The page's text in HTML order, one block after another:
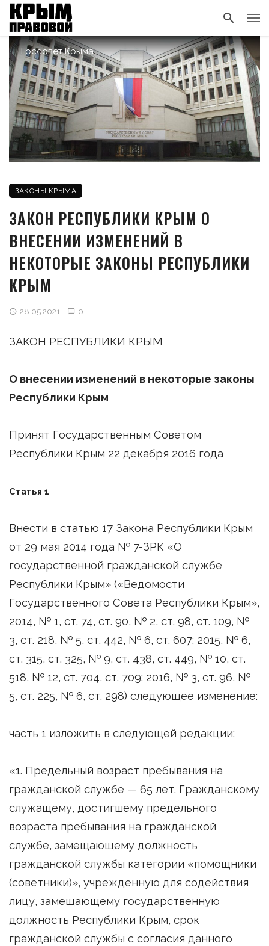
Госсовет Крыма
ЗАКОНЫ КРЫМА
ЗАКОН РЕСПУБЛИКИ КРЫМ О
ВНЕСЕНИИ ИЗМЕНЕНИЙ В
НЕКОТОРЫЕ ЗАКОНЫ РЕСПУБЛИКИ
КРЫМ
28.05.2021 0
ЗАКОН РЕСПУБЛИКИ КРЫМ
О внесении изменений в некоторые законы
Республики Крым
Принят Государственным Советом
Республики Крым 22 декабря 2016 года
Статья 1
Внести в статью 17 Закона Республики Крым
от 29 мая 2014 года № 7-ЗРК «О
государственной гражданской службе
Республики Крым» («Ведомости
Государственного Совета Республики Крым»,
2014, № 1, ст. 74, ст. 90, № 2, ст. 98, ст. 109, №
3, ст. 218, № 5, ст. 442, № 6, ст. 607; 2015, № 6,
ст. 315, ст. 325, № 9, ст. 438, ст. 449, № 10, ст.
518, № 12, ст. 704, ст. 709; 2016, № 3, ст. 96, №
5, ст. 225, № 6, ст. 298) следующее изменение:
часть 1 изложить в следующей редакции:
«1. Предельный возраст пребывания на
гражданской службе — 65 лет. Гражданскому
служащему, достигшему предельного
возраста пребывания на гражданской
службе, замещающему должность
гражданской службы категории «помощники
(советники)», учрежденную для содействия
лицу, замещающему государственную
должность Республики Крым, срок
гражданской службы с согласия данного